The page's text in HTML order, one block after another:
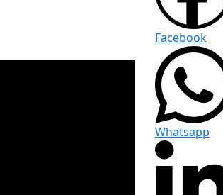
Facebook
Whatsapp